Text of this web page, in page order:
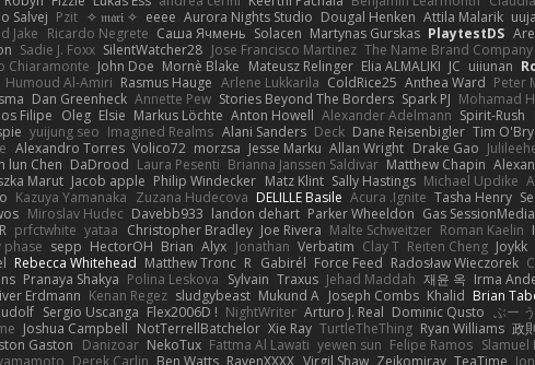
Salvej Pzit ✧ 𝔪𝔞𝔯𝔦 ✧ eeee Aurora Nights Studio Dougal Henken Attila Malarik
Jake Ricardo Negrete Саша Ячмень Solacen Martynas Gurskas PlaytestDS
Sadie J. Foxx SilentWatcher28 Jose Francisco Martinez The Name Brand Company
Chiaramonte John Doe Mornè Blake Mateusz Relinger Elia ALMALIKI JC uiiunan
Humoud Al-Amiri Rasmus Hauge Arlene Lukkarila ColdRice25 Anthea Ward Peter
Dan Greenheck Annette Pew Stories Beyond The Borders Spark PJ Mohamad
Filipe Oleg Elsie Markus Löchte Anton Howell Alexander Adelmann Spirit-Rush
yuijung seo Imagined Realms Alani Sanders Deck Dane Reisenbigler Tim
Alexandro Torres Volico72 morzsa Jesse Marku Allan Wright Drake Gao
lun Chen DaDrood Laura Pesenti Brianna Janssen Saldivar Matthew Chapin
Marut Jacob apple Philip Windecker Matz Klint Sally Hastings Michael Updike
Kazuya Yamanaka Zuzana Hudecova DELILLE Basile Acura .Ignite Tasha Henry
Miroslav Hudec Davebb933 landon dehart Parker Wheeldon Gas SessionMedia
prfctwhite yataa Christopher Bradley Joe Rivera Malte Schweitzer Roman Kaelin
phase sepp HectorOH Brian Alyx Jonathan Verbatim Clay T Reiten Cheng Joykk
Rebecca Whitehead Matthew Tronc R Gabirél Force Feed Radosław Wieczorek
Pranaya Shakya Polina Leskova Sylvain Traxus Jehad Maddah 재윤 옥 Irma
Erdmann Kenan Regez sludgybeast Mukund A Joseph Combs Khalid Brian
Sergio Uscanga Flex2006D ! NightWriter Arturo J. Real Dominic Qusto ぶー
Joshua Campbell NotTerrellBatchelor Xie Ray TurtleTheThing Ryan Williams 政
Gaston Danizoar NekoTux Fattma Al Lawati yewen sun Felipe Ramos Slamuel
Derek Carlin Ben Watts RavenXXXX Virgil Shaw Zeikomiray TeaTime